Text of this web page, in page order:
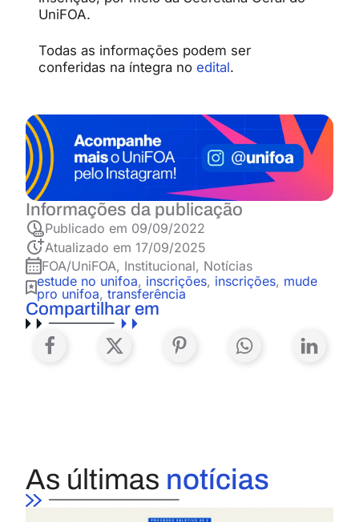
UniFOA.
Todas as informações podem ser
conferidas na íntegra no edital.
Informações da publicação
Publicado em 09/09/2022
Atualizado em 17/09/2025
FOA/UniFOA, Institucional, Notícias
estude no unifoa, inscrições, inscrições, mude
pro unifoa, transferência
Compartilhar em
As últimas notícias